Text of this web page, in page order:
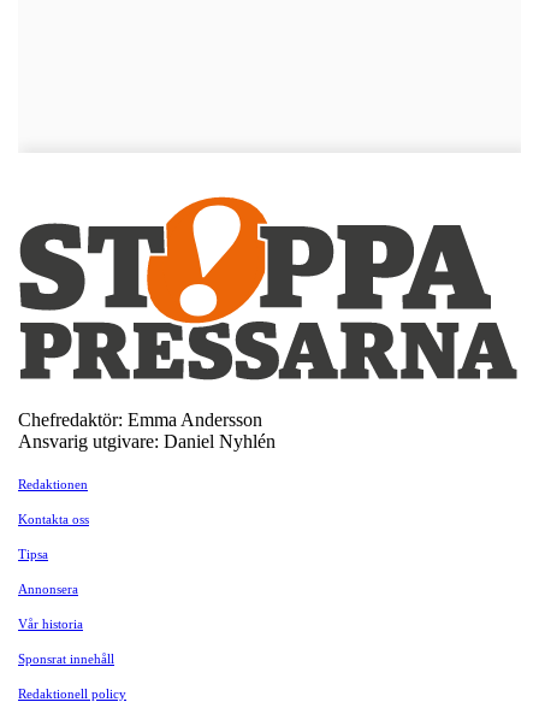
Chefredaktör: Emma Andersson
Ansvarig utgivare: Daniel Nyhlén
Redaktionen
Kontakta oss
Tipsa
Annonsera
Vår historia
Sponsrat innehåll
Redaktionell policy